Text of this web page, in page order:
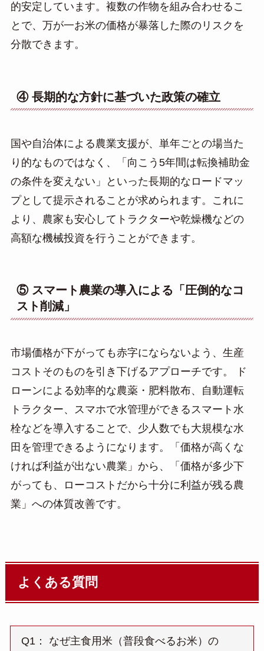
的安定しています。複数の作物を組み合わせるこ
とで、万が一お米の価格が暴落した際のリスクを
分散できます。
④ 長期的な方針に基づいた政策の確立
国や自治体による農業支援が、単年ごとの場当た
り的なものではなく、「向こう5年間は転換補助金
の条件を変えない」といった長期的なロードマッ
プとして提示されることが求められます。これに
より、農家も安心してトラクターや乾燥機などの
高額な機械投資を行うことができます。
⑤ スマート農業の導入による「圧倒的なコ
スト削減」
市場価格が下がっても赤字にならないよう、生産
コストそのものを引き下げるアプローチです。 ド
ローンによる効率的な農薬・肥料散布、自動運転
トラクター、スマホで水管理ができるスマート水
栓などを導入することで、少人数でも大規模な水
田を管理できるようになります。「価格が高くな
ければ利益が出ない農業」から、「価格が多少下
がっても、ローコストだから十分に利益が残る農
業」への体質改善です。
よくある質問
Q1： なぜ主食用米（普段食べるお米）の